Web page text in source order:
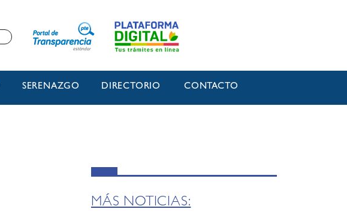
SERENAZGO DIRECTORIO CONTACTO
MÁS NOTICIAS: